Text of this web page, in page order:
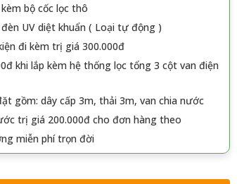
bộ cốc lọc thô
UV diệt khuẩn ( Loại tự động )
đi kèm trị giá 300.000đ
khi lắp kèm hệ thống lọc tổng 3 cột van điện
gồm: dây cấp 3m, thải 3m, van chia nước
trị giá 200.000đ cho đơn hàng theo
miễn phí trọn đời